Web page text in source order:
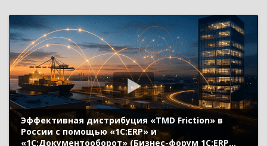
Эффективная дистрибуция «TMD Friction» в
России с помощью «1С:ERP» и
«1С:Документооборот» (Бизнес-форум 1С:ERP